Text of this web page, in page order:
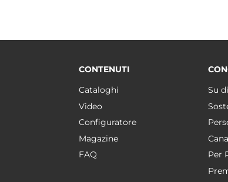
CONTENUTI
Cataloghi
Video
Configuratore
Magazine
FAQ
Su
Per